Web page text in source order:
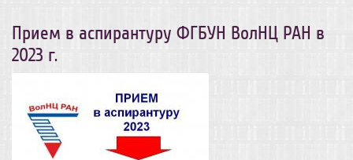
Прием в аспирантуру ФГБУН ВолНЦ РАН в
2023 г.